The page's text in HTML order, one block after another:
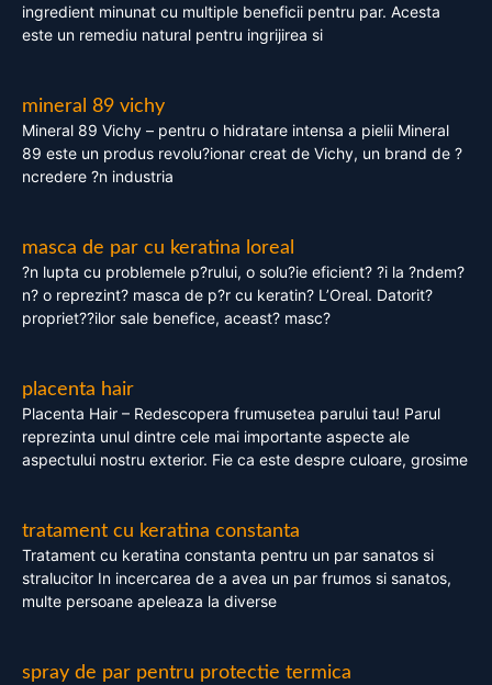
ingredient minunat cu multiple beneficii pentru par. Acesta
este un remediu natural pentru ingrijirea si
mineral 89 vichy
Mineral 89 Vichy – pentru o hidratare intensa a pielii Mineral
89 este un produs revolu?ionar creat de Vichy, un brand de ?
ncredere ?n industria
masca de par cu keratina loreal
?n lupta cu problemele p?rului, o solu?ie eficient? ?i la ?ndem?
n? o reprezint? masca de p?r cu keratin? L’Oreal. Datorit?
propriet??ilor sale benefice, aceast? masc?
placenta hair
Placenta Hair – Redescopera frumusetea parului tau! Parul
reprezinta unul dintre cele mai importante aspecte ale
aspectului nostru exterior. Fie ca este despre culoare, grosime
tratament cu keratina constanta
Tratament cu keratina constanta pentru un par sanatos si
stralucitor In incercarea de a avea un par frumos si sanatos,
multe persoane apeleaza la diverse
spray de par pentru protectie termica